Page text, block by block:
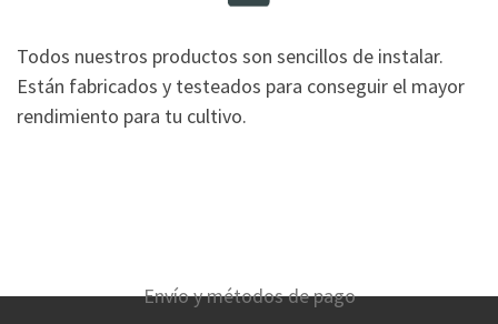
Todos nuestros productos son sencillos de instalar.
Están fabricados y testeados para conseguir el mayor
rendimiento para tu cultivo.
Envío y métodos de pago